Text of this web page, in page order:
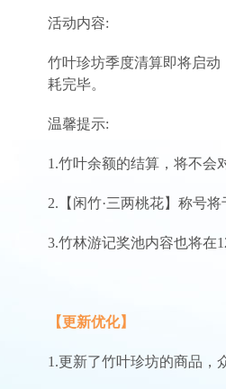
活动内容:
竹叶珍坊季度清算即将启
耗完毕。
温馨提示:
1.竹叶余额的结算，将不会
2.【闲竹·三两桃花】称号
3.竹林游记奖池内容也将在
【更新优化】
1.更新了竹叶珍坊的商品，